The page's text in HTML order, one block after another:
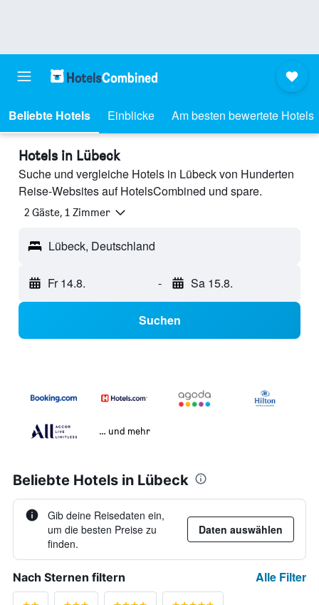
Beliebte Hotels Einblicke Am besten bewertete Hotels
Hotels in Lübeck
Suche und vergleiche Hotels in Lübeck von Hunderten
Reise-Websites auf HotelsCombined und spare.
2 Gäste, 1 Zimmer
Lübeck, Deutschland
Fr 14.8. - Sa 15.8.
Suchen
… und mehr
Beliebte Hotels in Lübeck
Gib deine Reisedaten ein,
um die besten Preise zu
finden.
Daten auswählen
Nach Sternen filtern Alle Filter